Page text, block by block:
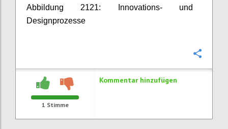
Abbildung 2121: Innovations- und
Designprozesse
1 Stimme
Kommentar hinzufügen